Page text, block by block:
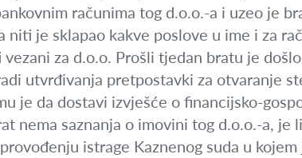
računima tog d.o.o.-a i uzeo je
niti je sklapao kakve poslove u ime i za
za d.o.o. Prošli tjedan bratu je
utvrđivanja pretpostavki za otvaranje
je da dostavi izvješće o financijsko-
nema saznanja o imovini tog d.o.o.-a,
istrage Kaznenog suda u